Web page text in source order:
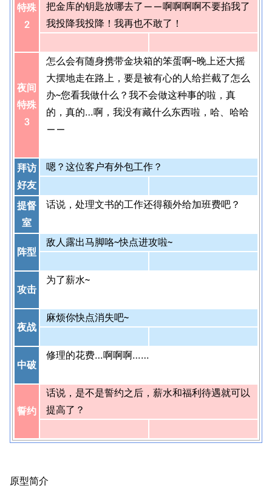
特殊
2
把金库的钥匙放哪去了——啊啊啊啊不要掐我了
我投降我投降！我再也不敢了！
夜间
特殊
3
怎么会有随身携带金块箱的笨蛋啊~晚上还大摇
大摆地走在路上，要是被有心的人给拦截了怎么
办~您看我做什么？我不会做这种事的啦，真
的，真的…啊，我没有藏什么东西啦，哈、哈哈
——
拜访
好友
嗯？这位客户有外包工作？
提督
室
话说，处理文书的工作还得额外给加班费吧？
阵型
敌人露出马脚咯~快点进攻啦~
攻击
为了薪水~
夜战
麻烦你快点消失吧~
中破
修理的花费…啊啊啊……
誓约
话说，是不是誓约之后，薪水和福利待遇就可以
提高了？
原型简介